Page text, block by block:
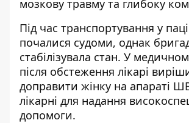
мозкову травму та глибоку
Під час транспортування у
почалися судоми, однак
стабілізувала стан. У
після обстеження лікарі
доправити жінку на апараті
лікарні для надання
допомоги.